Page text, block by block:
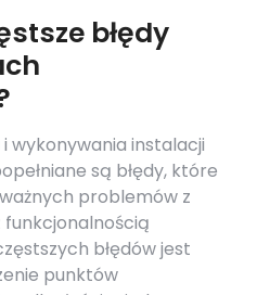
błędy
wykonywania instalacji
są błędy, które
problemów z
błędów jest
punktów